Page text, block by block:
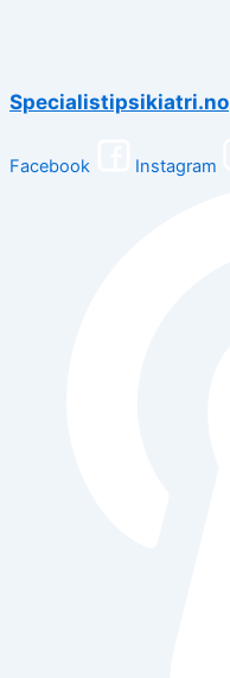
Specialistipsikiatri.no
Facebook Instagram